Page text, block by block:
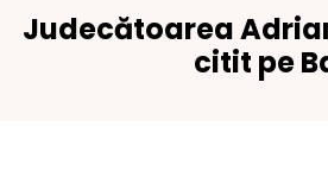
Judecătoarea
citit pe